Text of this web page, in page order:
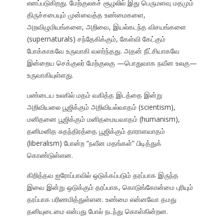
எனப்படுகிறது. மேற்குலகச் சூழலில் இது பெருமளவு மதமும்
திருச்சபையும் முன்வைத்த உண்மைகளை,
அறவிழுமியங்களை, அறிவை, இயல்கடந்த விசயங்களை
(supernaturals) சந்தேகிக்கும், கேள்வி கேட்கும்
போக்காகவே உருவாகி வளர்ந்தது. அதன் நீட்சியாகவே
இன்றைய செக்குலர் மேற்குலகு —பொதுவாக நவீன உலகு—
உருவாகியுள்ளது.
பண்டைய உலகில் மதம் வகித்த இடத்தை இன்று
அறிவியலை பூஜிக்கும் அறிவியல்வாதம் (scientism),
மனிதனை பூஜிக்கும் மனிதமையவாதம் (humanism),
தனிமனித சுதந்திரத்தை பூஜிக்கும் தாராளவாதம்
(liberalism) போன்ற “நவீன மதங்கள்” பிடித்துக்
கொண்டுள்ளன.
கிறித்தவ ஐரோப்பாவில் ஒடுக்கப்படும் தரப்பாக இருந்த
இவை இன்று ஒடுக்கும் தரப்பாக, கொடுங்கோன்மை புரியும்
தரப்பாக பரிணமித்துள்ளன. உண்மை என்னவோ தமது
தனியுடைமை என்பது போல் நடந்து கொள்கின்றன.